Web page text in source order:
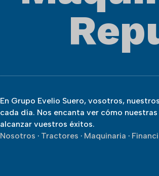
En Grupo Evelio Suero, vosotros,
cada día. Nos encanta ver cómo
alcanzar vuestros éxitos.
Nosotros · Tractores · Maquinaria ·